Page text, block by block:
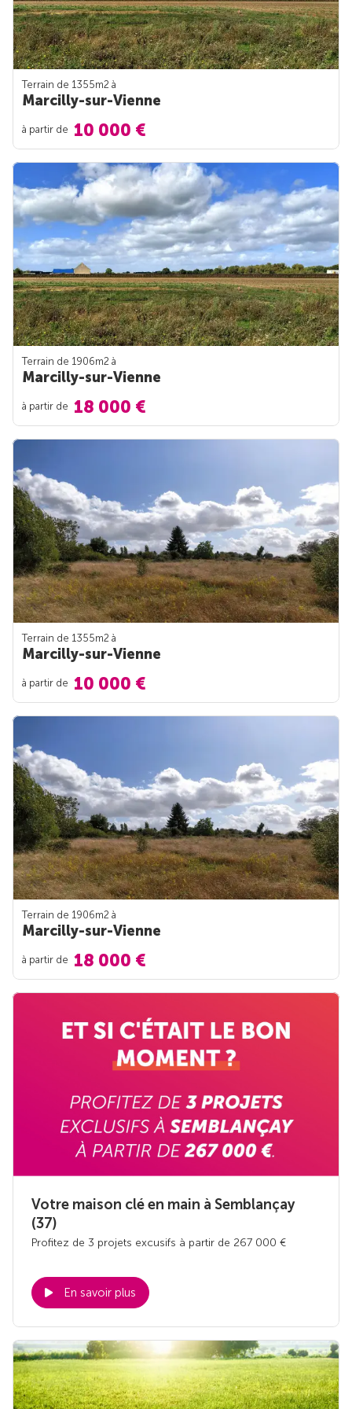
Terrain de 1355m2 à
Marcilly-sur-Vienne
à partir de 10 000 €
Terrain de 1906m2 à
Marcilly-sur-Vienne
à partir de 18 000 €
Terrain de 1355m2 à
Marcilly-sur-Vienne
à partir de 10 000 €
Terrain de 1906m2 à
Marcilly-sur-Vienne
à partir de 18 000 €
Votre maison clé en main à Semblançay
(37)
Profitez de 3 projets excusifs à partir de 267 000 €
En savoir plus